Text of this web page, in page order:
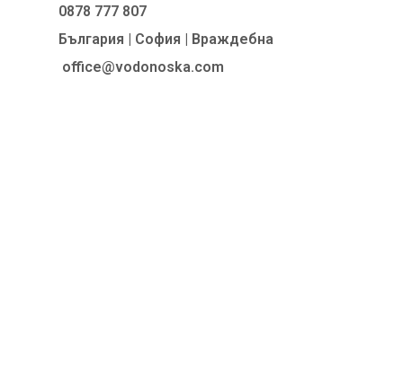
0878 777 807
България | София | Враждебна
office@vodonoska.com